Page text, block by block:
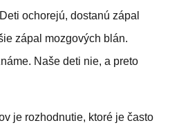
ochorejú, dostanú zápal
zápal mozgových blán.
Naše deti nie, a preto
je rozhodnutie, ktoré je často